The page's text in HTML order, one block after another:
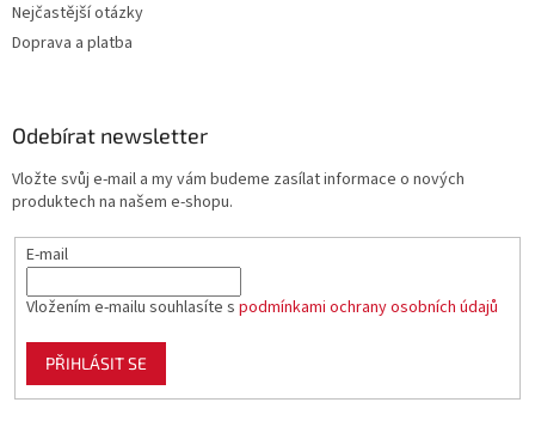
Nejčastější otázky
Doprava a platba
Odebírat newsletter
Vložte svůj e-mail a my vám budeme zasílat informace o nových
produktech na našem e-shopu.
E-mail
Vložením e-mailu souhlasíte s podmínkami ochrany osobních údajů
PŘIHLÁSIT SE